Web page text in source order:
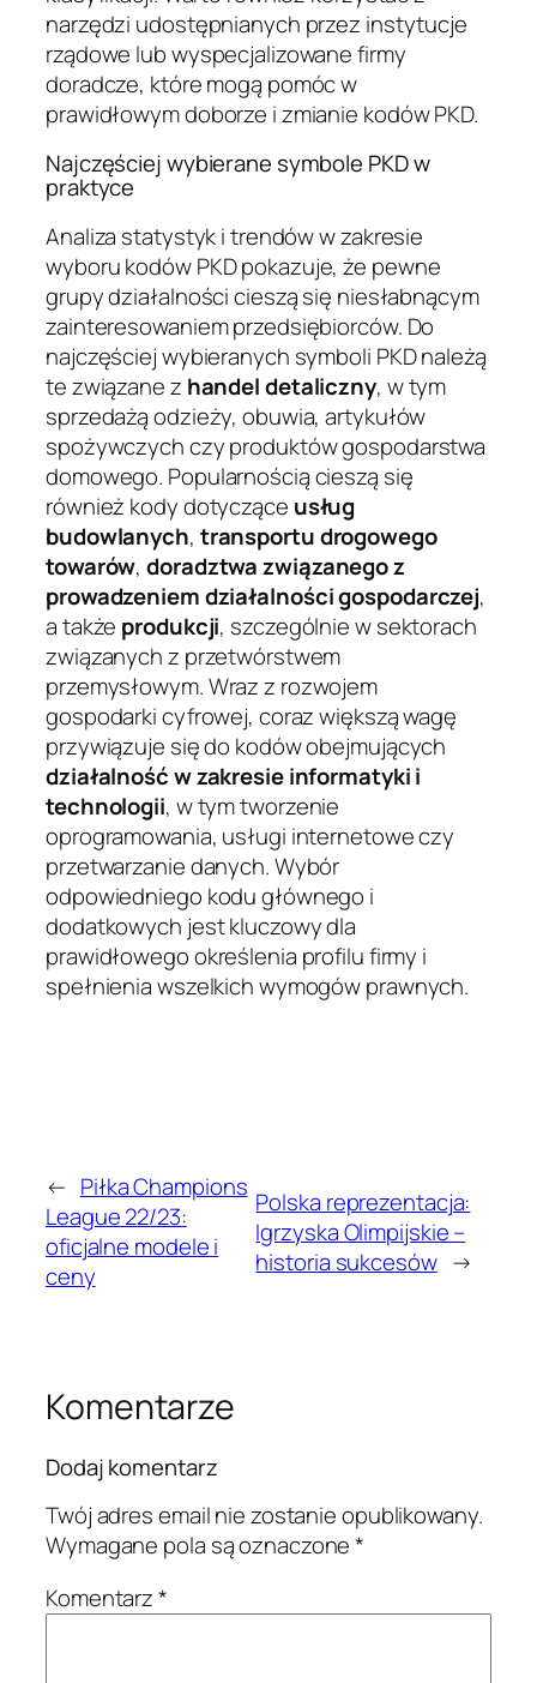
narzędzi udostępnianych przez instytucje
rządowe lub wyspecjalizowane firmy
doradcze, które mogą pomóc w
prawidłowym doborze i zmianie kodów PKD.
Najczęściej wybierane symbole PKD w
praktyce
Analiza statystyk i trendów w zakresie
wyboru kodów PKD pokazuje, że pewne
grupy działalności cieszą się niesłabnącym
zainteresowaniem przedsiębiorców. Do
najczęściej wybieranych symboli PKD należą
te związane z handel detaliczny, w tym
sprzedażą odzieży, obuwia, artykułów
spożywczych czy produktów gospodarstwa
domowego. Popularnością cieszą się
również kody dotyczące usług
budowlanych, transportu drogowego
towarów,doradztwa związanego z
prowadzeniem działalności gospodarczej,
a także produkcji, szczególnie w sektorach
związanych z przetwórstwem
przemysłowym. Wraz z rozwojem
gospodarki cyfrowej, coraz większą wagę
przywiązuje się do kodów obejmujących
działalność w zakresie informatyki i
technologii, w tym tworzenie
oprogramowania, usługi internetowe czy
przetwarzanie danych. Wybór
odpowiedniego kodu głównego i
dodatkowych jest kluczowy dla
prawidłowego określenia profilu firmy i
spełnienia wszelkich wymogów prawnych.
← Piłka Champions
League 22/23:
oficjalne modele i
ceny
Polska reprezentacja:
Igrzyska Olimpijskie –
historia sukcesów →
Komentarze
Dodaj komentarz
Twój adres email nie zostanie opublikowany.
Wymagane pola są oznaczone*
Komentarz*